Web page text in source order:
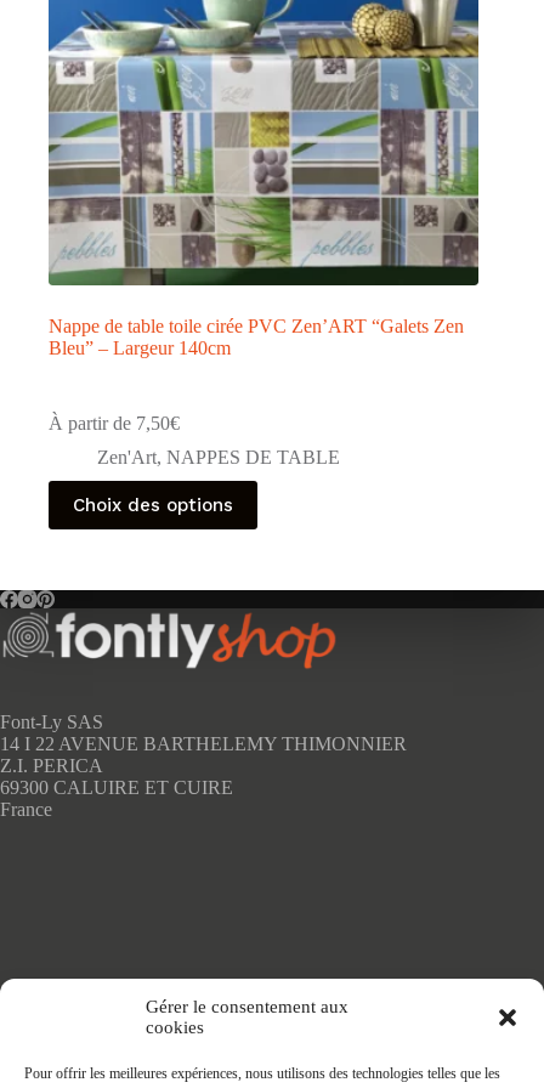
Gérer le consentement aux
cookies
Pour offrir les meilleures expériences, nous utilisons des technologies telles que les
page
du
produit
Nappe de table toile cirée PVC Zen’ART “Galets Zen
Bleu” – Largeur 140cm
À partir de 7,50€
Zen'Art, NAPPES DE TABLE
Choix des options
Ce
produit
a
Les
options
peuvent
être
la
page
du
produit
Font-Ly SAS
14 I 22 AVENUE BARTHELEMY THIMONNIER
Z.I. PERICA
69300 CALUIRE ET CUIRE
France
Adhésifs SANS PVC
Nappes